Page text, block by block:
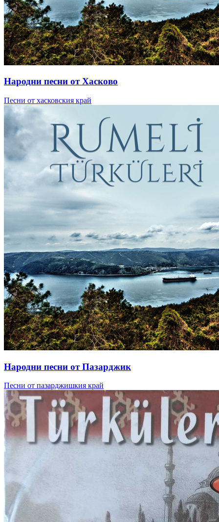
Народни песни от Хасково
Песни от хасковския край
Народни песни от Пазарджик
Песни от пазарджишкия край